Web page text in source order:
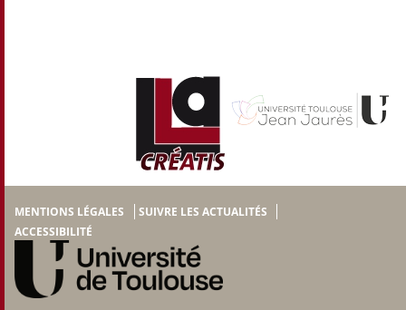
MENTIONS LÉGALES
SUIVRE LES ACTUALITÉS
ACCESSIBILITÉ